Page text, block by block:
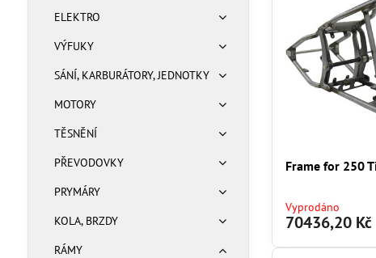
Frame for 250
Vyprodáno
70436,20 Kč
ELEKTRO
VÝFUKY
SÁNÍ, KARBURÁTORY, JEDNOTKY
MOTORY
TĚSNĚNÍ
PŘEVODOVKY
PRYMÁRY
KOLA, BRZDY
RÁMY